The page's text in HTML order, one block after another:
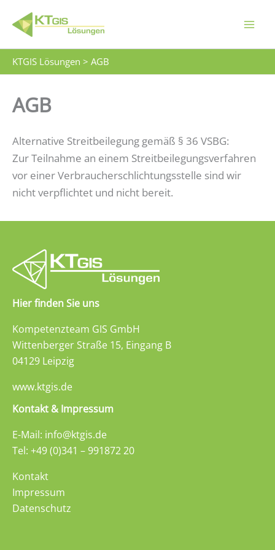
Inhalt
KTGIS Lösungen > AGB
AGB
Alternative Streitbeilegung gemäß § 36 VSBG:
Zur Teilnahme an einem Streitbeilegungsverfahren
vor einer Verbraucherschlichtungsstelle sind wir
nicht verpflichtet und nicht bereit.
Hier finden Sie uns
Kompetenzteam GIS GmbH
Wittenberger Straße 15, Eingang B
04129 Leipzig
www.ktgis.de
Kontakt & Impressum
E-Mail: info@ktgis.de
Tel: +49 (0)341 – 991872 20
Kontakt
Impressum
Datenschutz